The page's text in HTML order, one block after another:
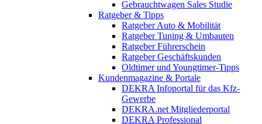
Gebrauchtwagen Sales Studie
Ratgeber & Tipps
Ratgeber Auto & Mobilität
Ratgeber Tuning & Umbauten
Ratgeber Führerschein
Ratgeber Geschäftskunden
Oldtimer und Youngtimer-Tipps
Kundenmagazine & Portale
DEKRA Infoportal für das Kfz-
Gewerbe
DEKRA.net Mitgliederportal
DEKRA Professional